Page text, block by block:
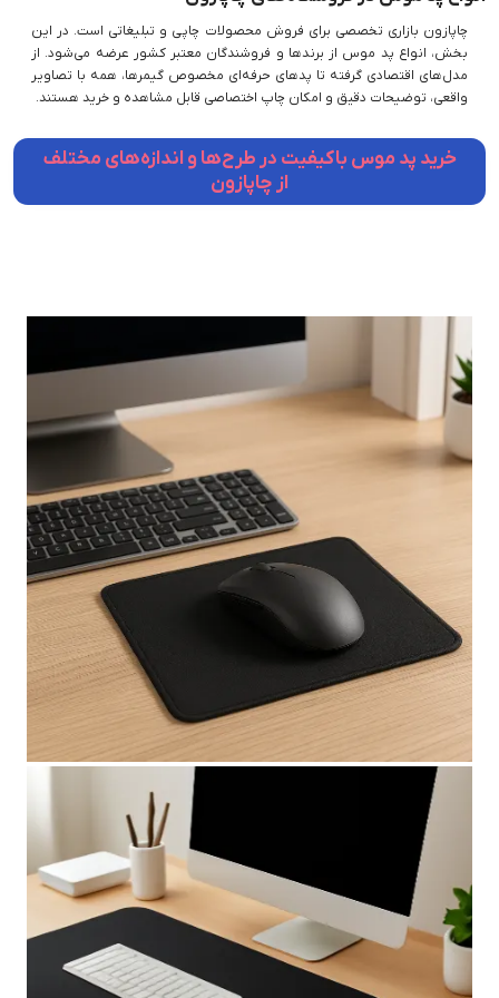
چاپازون بازاری تخصصی برای فروش محصولات چاپی و تبلیغاتی است. در این
بخش، انواع پد موس از برندها و فروشندگان معتبر کشور عرضه می‌شود. از
مدل‌های اقتصادی گرفته تا پدهای حرفه‌ای مخصوص گیمرها، همه با تصاویر
واقعی، توضیحات دقیق و امکان چاپ اختصاصی قابل مشاهده و خرید هستند.
خرید پد موس باکیفیت در طرح‌ها و اندازه‌های مختلف
از چاپازون